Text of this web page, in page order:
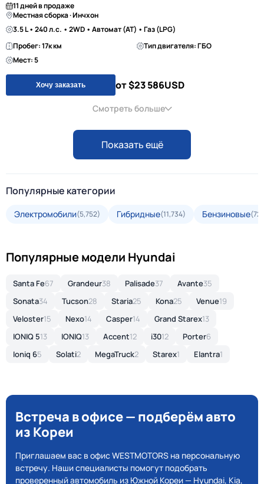
11 дней в продаже
Местная сборка · Инчхон
3.5 L • 240 л.с. • 2WD • Автомат (AT) • Газ (LPG)
Пробег: 17к км
Тип двигателя: ГБО
Мест: 5
Хочу заказать от $23 586USD
Смотреть больше
Показать ещё
Популярные категории
Электромобили(5,752) Гибридные(11,734) Бензиновые
Популярные модели Hyundai
Santa Fe67 Grandeur38 Palisade37 Avante35
Sonata34 Tucson28 Staria25 Kona25 Venue19
Veloster15 Nexo14 Casper14 Grand Starex13
IONIQ 513 IONIQ13 Accent12 i3012 Porter6
Ioniq 65 Solati2 MegaTruck2 Starex1 Elantra1
Встреча в офисе — подберём авто
из Кореи
Приглашаем вас в офис WESTMOTORS на персональную
встречу. Наши специалисты помогут подобрать
проверенный автомобиль из Южной Кореи — Hyundai, Kia,